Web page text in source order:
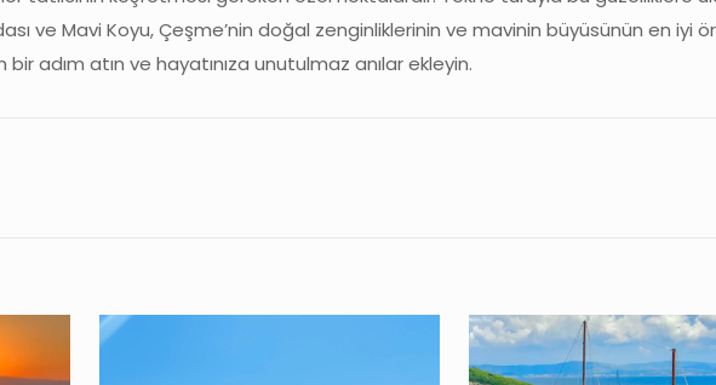
ve Mavi Koyu, Çeşme’nin doğal zenginliklerinin ve mavinin büyüsünün en iyi
adım atın ve hayatınıza unutulmaz anılar ekleyin.